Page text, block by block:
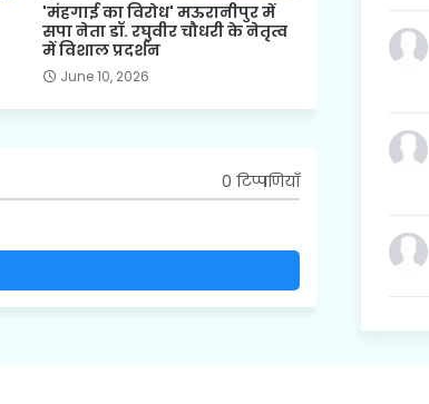
'मंहगाई का विरोध' मऊरानीपुर में
सपा नेता डॉ. रघुवीर चौधरी के नेतृत्व
में विशाल प्रदर्शन
June 10, 2026
0 टिप्पणियाँ